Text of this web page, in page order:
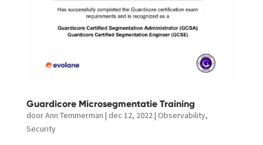
Guardicore Microsegmentatie Training
doorAnn Temmerman | dec 12, 2022| Observability,
Security